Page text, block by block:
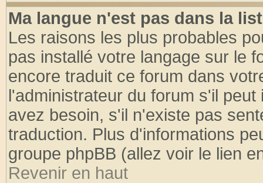
Ma langue n'est pas dans la
Les raisons les plus probables
pas installé votre langage sur le
encore traduit ce forum dans
l'administrateur du forum s'il
avez besoin, s'il n'existe pas
traduction. Plus d'informations
groupe phpBB (allez voir le lien
Revenir en haut